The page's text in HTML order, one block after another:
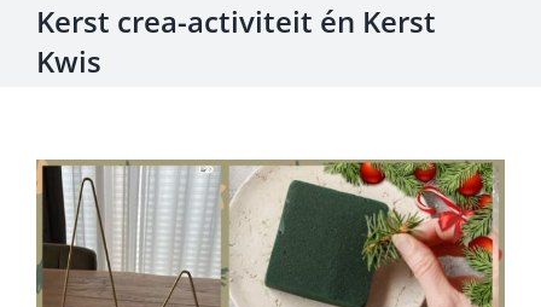
Kerst crea-activiteit én Kerst
Kwis